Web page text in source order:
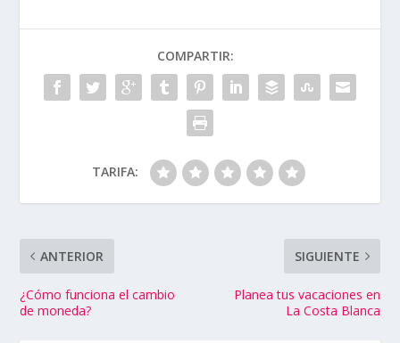
COMPARTIR:
TARIFA:
ANTERIOR
¿Cómo funciona el cambio
de moneda?
SIGUIENTE
Planea tus vacaciones en
La Costa Blanca